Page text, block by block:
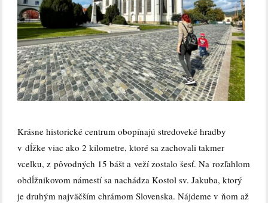
Krásne historické centrum obopínajú stredoveké hradby
v dĺžke viac ako 2 kilometre, ktoré sa zachovali takmer
vcelku, z pôvodných 15 bášt a veží zostalo šesť. Na rozľahlom
obdĺžnikovom námestí sa nachádza Kostol sv. Jakuba, ktorý
je druhým najväčším chrámom Slovenska. Nájdeme v ňom až